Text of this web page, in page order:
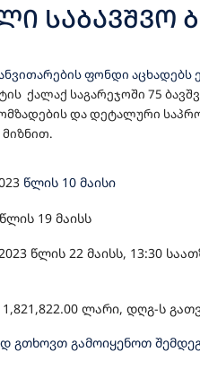
ᲡᲐᲑᲐᲕᲨᲕᲝ
ფონდი
ქალაქ საგარეჯოში 75
და დეტალური
მიზნით.
3 წლის 10 მაისი
წლის 19 მაისს
წლის 22 მაისს, 13:30
822.00 ლარი, დღგ-ს
გთხოვთ გამოიყენოთ